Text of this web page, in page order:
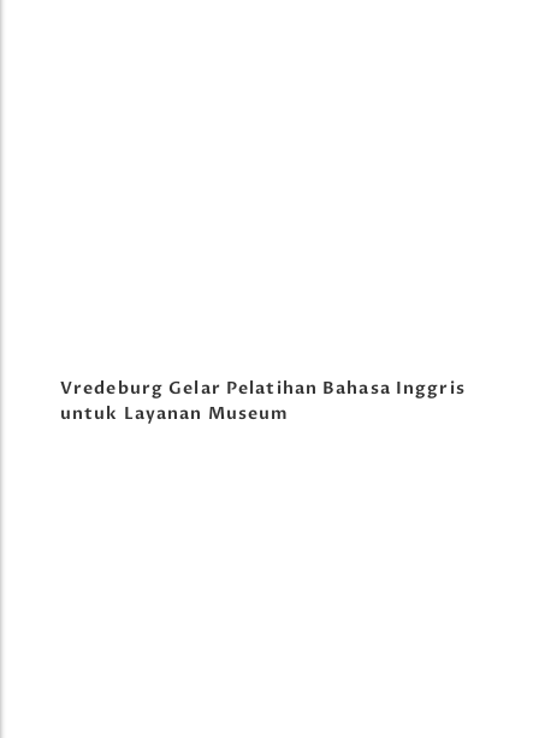
Vredeburg Gelar Pelatihan Bahasa Inggris
untuk Layanan Museum